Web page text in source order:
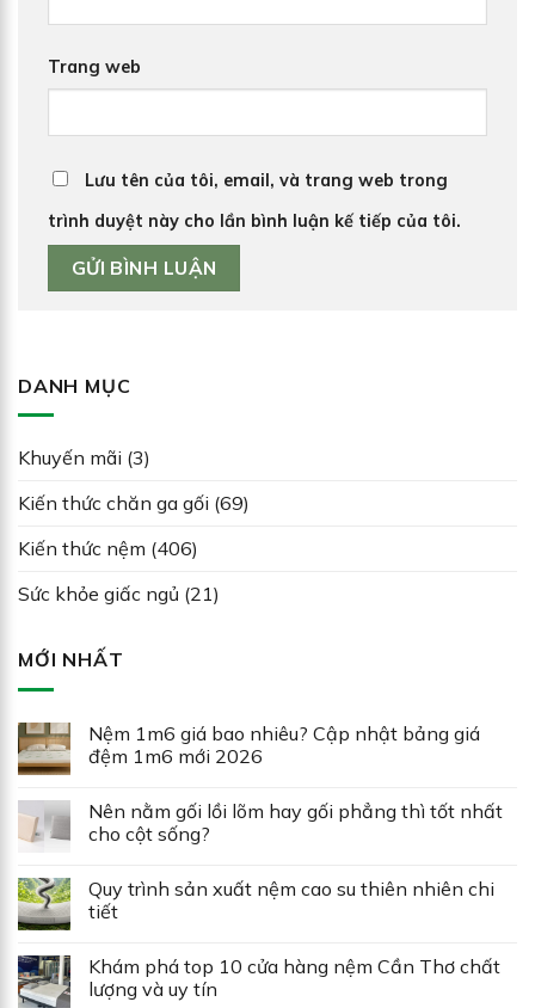
Trang web
Lưu tên của tôi, email, và trang web trong
trình duyệt này cho lần bình luận kế tiếp của tôi.
DANH MỤC
Khuyến mãi (3)
Kiến thức chăn ga gối (69)
Kiến thức nệm (406)
Sức khỏe giấc ngủ (21)
MỚI NHẤT
Nệm 1m6 giá bao nhiêu? Cập nhật bảng giá
đệm 1m6 mới 2026
Nên nằm gối lồi lõm hay gối phẳng thì tốt nhất
cho cột sống?
Quy trình sản xuất nệm cao su thiên nhiên chi
tiết
Khám phá top 10 cửa hàng nệm Cần Thơ chất
lượng và uy tín